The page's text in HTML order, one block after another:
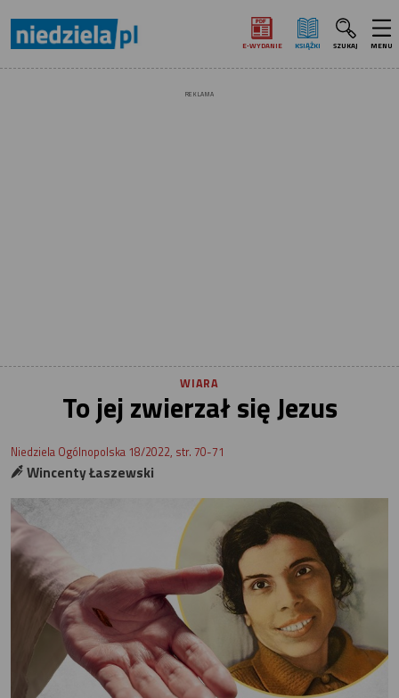
E‑WYDANIE KSIĄŻKI SZUKAJ MENU
REKLAMA
WIARA
To jej zwierzał się Jezus
Niedziela Ogólnopolska 18/2022, str. 70-71
Wincenty Łaszewski